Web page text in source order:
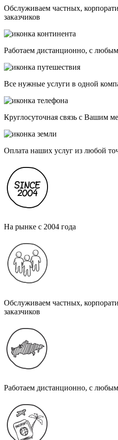
Обслуживаем частных,
заказчиков
Работаем дистанционно, с
Все нужные услуги в одной
Круглосуточная связь с Вашим
Оплата наших услуг из любой
На рынке с 2004 года
Обслуживаем частных,
заказчиков
Работаем дистанционно, с